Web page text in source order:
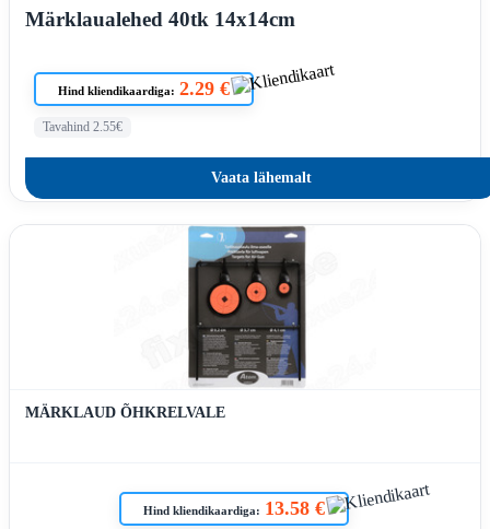
Märklaualehed 40tk 14x14cm
Hind kliendikaardiga: 2.29 €
Tavahind 2.55€
Vaata lähemalt
MÄRKLAUD ÕHKRELVALE
Hind kliendikaardiga: 13.58 €